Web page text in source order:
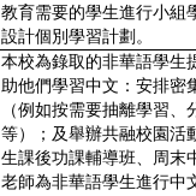
教育需要的學生進行小組
設計個別學習計劃。
本校為錄取的非華語學生
助他們學習中文：安排密
（例如按需要抽離學習、
等）；及舉辦共融校園活
生課後功課輔導班、周末
老師為非華語學生進行中